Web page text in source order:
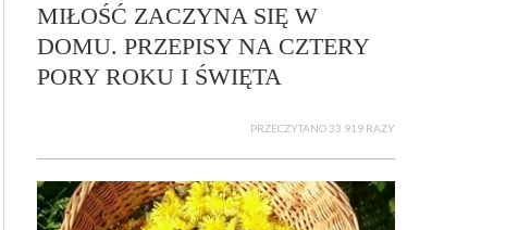
MIŁOŚĆ ZACZYNA SIĘ W
DOMU. PRZEPISY NA CZTERY
PORY ROKU I ŚWIĘTA
PRZECZYTANO 33 919 RAZY